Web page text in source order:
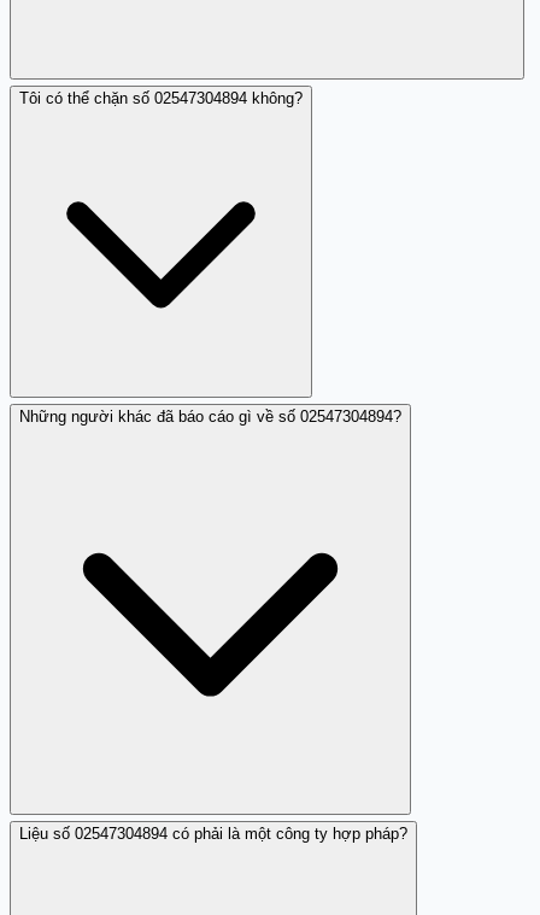
Không cần quá lo lắng, nhưng hãy cẩn thận và theo dõi
Tôi có thể chặn số 02547304894 không?
Có, bạn có thể chặn số này trên điện thoại của mình để
Những người khác đã báo cáo gì về số 02547304894?
Nhiều người chỉ báo cáo rằng họ nhận được các cuộc gọi
Liệu số 02547304894 có phải là một công ty hợp pháp?